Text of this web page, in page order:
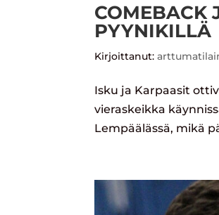
COMEBACK
PYYNIKILLÄ
Kirjoittanut:
Isku ja Karpaasit
vieraskeikka
Lempäälässä, mikä